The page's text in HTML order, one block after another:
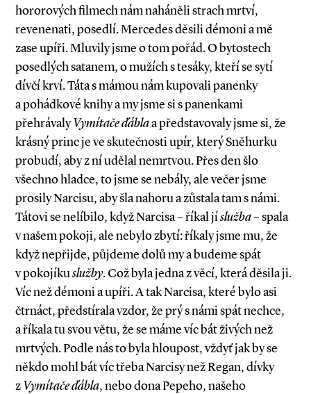
hororových filmech nám naháněli strach mrtví,
revenenati, posedlí. Mercedes děsili démoni a mě
zase upíři. Mluvily jsme o tom pořád. O bytostech
posedlých satanem, o mužích s tesáky, kteří se sytí
dívčí krví. Táta s mámou nám kupovali panenky
a pohádkové knihy a my jsme si s panenkami
přehrávalyVymítače ďáblaa představovaly jsme si, že
krásný princ je ve skutečnosti upír, který Sněhurku
probudí, aby z ní udělal nemrtvou. Přes den šlo
všechno hladce, to jsme se nebály, ale večer jsme
prosily Narcisu, aby šla nahoru a zůstala tam s námi.
Tátovi se nelíbilo, když Narcisa – říkal jíslužba– spala
v našem pokoji, ale nebylo zbytí: říkaly jsme mu, že
když nepřijde, půjdeme dolů my a budeme spát
v pokojíkuslužby. Což byla jedna z věcí, která děsila ji.
Víc než démoni a upíři. A tak Narcisa, které bylo asi
čtrnáct, předstírala vzdor, že prý s námi spát nechce,
a říkala tu svou větu, že se máme víc bát živých než
mrtvých. Podle nás to byla hloupost, vždyť jak by se
někdo mohl bát víc třeba Narcisy než Regan, dívky
zVymítače ďábla, nebo dona Pepeho, našeho